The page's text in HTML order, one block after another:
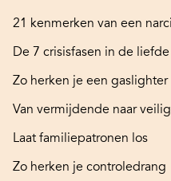
21 kenmerken van een
De 7 crisisfasen in de liefde
Zo herken je een gaslighter
Van vermijdende naar
Laat familiepatronen los
Zo herken je controledrang